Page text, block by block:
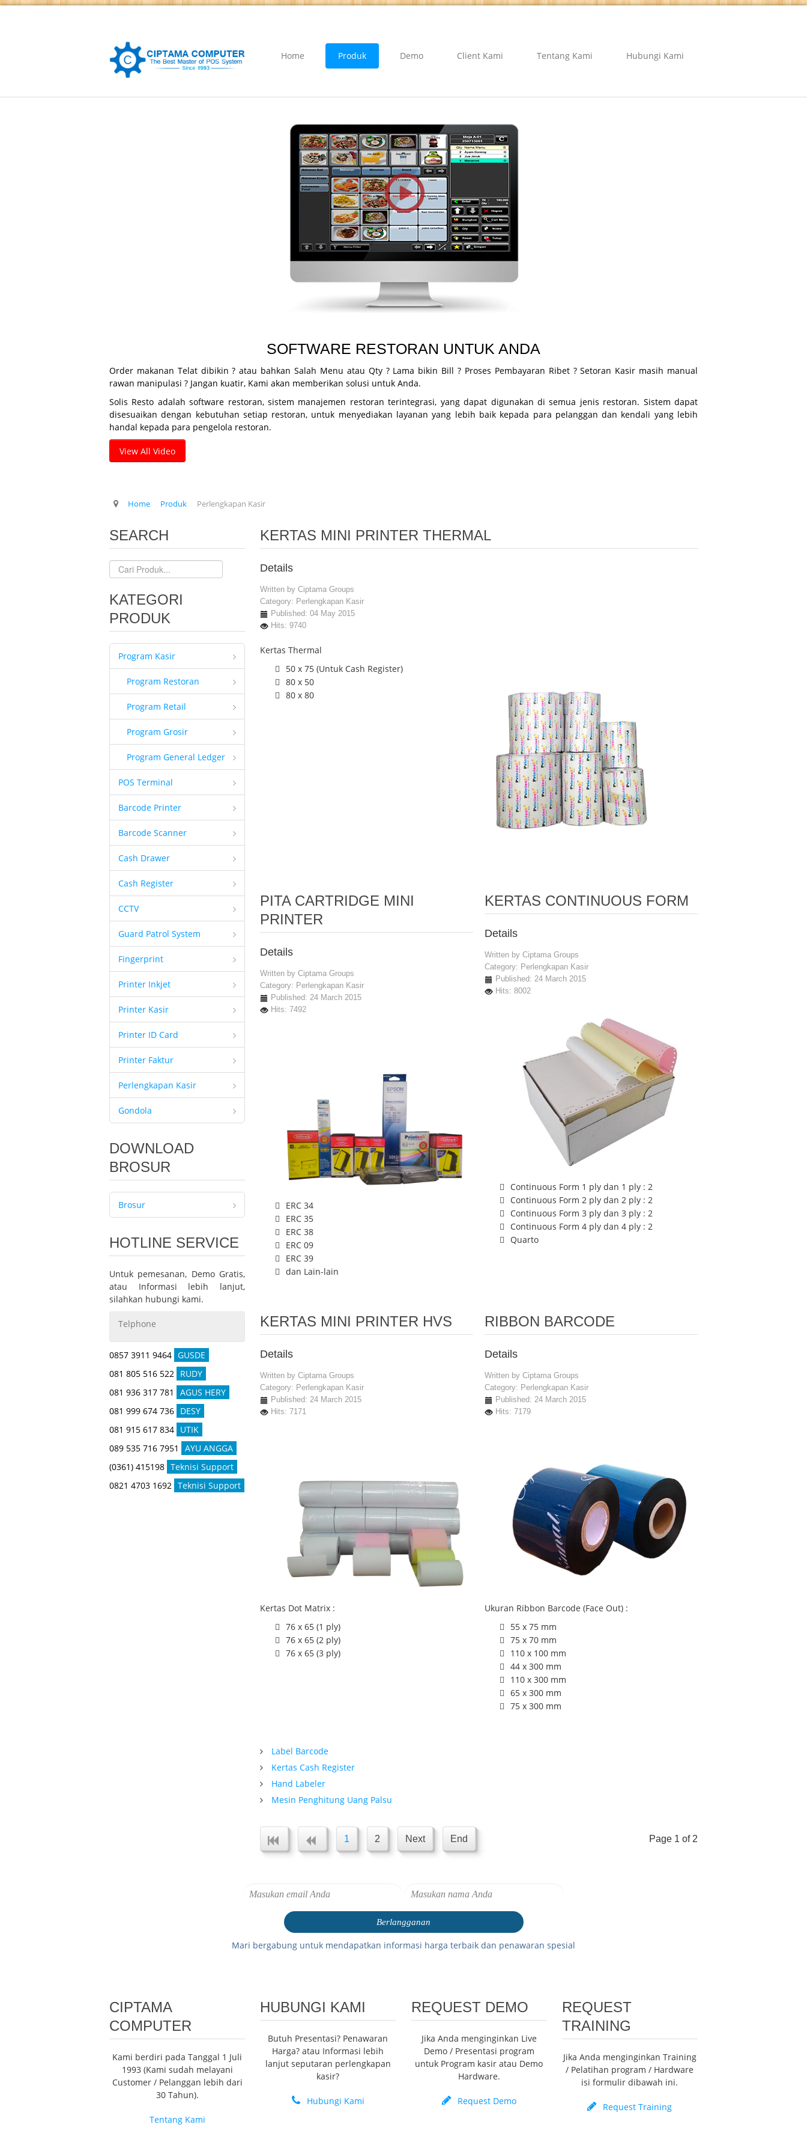
Home Produk Demo Client Kami Tentang Kami Hubungi Kami
SOFTWARE RESTORAN UNTUK ANDA
Order makanan Telat dibikin ? atau bahkan Salah Menu atau Qty ? Lama bikin Bill ? Proses Pembayaran Ribet ? Setoran Kasir masih manual
rawan manipulasi ? Jangan kuatir, Kami akan memberikan solusi untuk Anda.
Solis Resto adalah software restoran, sistem manajemen restoran terintegrasi, yang dapat digunakan di semua jenis restoran. Sistem dapat
disesuaikan dengan kebutuhan setiap restoran, untuk menyediakan layanan yang lebih baik kepada para pelanggan dan kendali yang lebih
handal kepada para pengelola restoran.
View All Video
Home Produk Perlengkapan Kasir
SEARCH
KATEGORI
PRODUK
Program Kasir
Program Restoran
Program Retail
Program Grosir
Program General Ledger
POS Terminal
Barcode Printer
Barcode Scanner
Cash Drawer
Cash Register
CCTV
Guard Patrol System
Fingerprint
Printer Inkjet
Printer Kasir
Printer ID Card
Printer Faktur
Perlengkapan Kasir
Gondola
DOWNLOAD
BROSUR
Brosur
HOTLINE SERVICE
Untuk pemesanan, Demo Gratis,
atau Informasi lebih lanjut,
silahkan hubungi kami.
Telphone
0857 3911 9464 GUSDE
081 805 516 522 RUDY
081 936 317 781
AGUS HERY
081 999 674 736 DESY
081 915 617 834 UTIK
089 535 716 7951
AYU ANGGA
(0361) 415198 Teknisi Support
0821 4703 1692 Teknisi Support
KERTAS MINI PRINTER THERMAL
Details
Written byCiptama Groups
Category: Perlengkapan Kasir
Published: 04 May 2015
Hits: 9740
Kertas Thermal
50 x 75 (Untuk Cash Register)
80 x 50
80 x 80
PITA CARTRIDGE MINI
PRINTER
Details
Written byCiptama Groups
Category: Perlengkapan Kasir
Published: 24 March 2015
Hits: 7492
ERC 34
ERC 35
ERC 38
ERC 09
ERC 39
dan Lain-lain
KERTAS CONTINUOUS FORM
Details
Written by Ciptama Groups
Category: Perlengkapan Kasir
Published: 24 March 2015
Hits: 8002
Continuous Form 1 ply dan 1 ply : 2
Continuous Form 2 ply dan 2 ply : 2
Continuous Form 3 ply dan 3 ply : 2
Continuous Form 4 ply dan 4 ply : 2
Quarto
KERTAS MINI PRINTER HVS
Details
Written byCiptama Groups
Category: Perlengkapan Kasir
Published: 24 March 2015
Hits: 7171
Kertas Dot Matrix :
76 x 65 (1 ply)
76 x 65 (2 ply)
76 x 65 (3 ply)
RIBBON BARCODE
Details
Written by Ciptama Groups
Category: Perlengkapan Kasir
Published: 24 March 2015
Hits: 7179
Ukuran Ribbon Barcode (Face Out) :
55 x 75 mm
75 x 70 mm
110 x 100 mm
44 x 300 mm
110 x 300 mm
65 x 300 mm
75 x 300 mm
Label Barcode
Kertas Cash Register
Hand Labeler
Mesin Penghitung Uang Palsu
Page 1 of 2
1 2 Next End
Mari bergabung untuk mendapatkan informasi harga terbaik dan penawaran spesial
CIPTAMA
COMPUTER
Kami berdiri pada Tanggal 1 Juli
1993 (Kami sudah melayani
Customer / Pelanggan lebih dari
30 Tahun).
Tentang Kami
HUBUNGI KAMI
Butuh Presentasi? Penawaran
Harga? atau Informasi lebih
lanjut seputaran perlengkapan
kasir?
Hubungi Kami
REQUEST DEMO
Jika Anda menginginkan Live
Demo / Presentasi program
untuk Program kasir atau Demo
Hardware.
Request Demo
REQUEST
TRAINING
Jika Anda menginginkan Training
/ Pelatihan program / Hardware
isi formulir dibawah ini.
Request Training